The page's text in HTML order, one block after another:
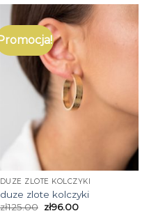
DUZE ZLOTE KOLCZYKI
duze zlote kolczyki
zł125.00 zł96.00